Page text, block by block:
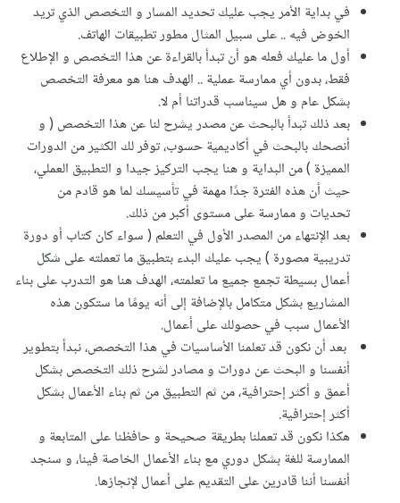
في بداية الأمر يجب عليك تحديد المسار و التخصص الذي تريد
الخوض فيه .. على سبيل المثال مطور تطبيقات الهاتف.
أول ما عليك فعله هو أن تبدأ بالقراءة عن هذا التخصص و الإطلاع
فقط، بدون أي ممارسة عملية .. الهدف هنا هو معرفة التخصص
بشكل عام و هل سيناسب قدراتنا أم لا.
بعد ذلك تبدأ بالبحث عن مصدر يشرح لنا عن هذا التخصص ( و
أنصحك بالبحث في أكاديمية حسوب، توفر لك الكثير من الدورات
المميزة ) من البداية و هنا يجب التركيز جيدا و التطبيق العملي،
حيث أن هذه الفترة جدًا مهمة في تأسيسك لما هو قادم من
تحديات و ممارسة على مستوى أكبر من ذلك.
بعد الإنتهاء من المصدر الأول في التعلم ( سواء كان كتاب أو دورة
تدريبية مصورة ) يجب عليك البدء بتطبيق ما تعملته على شكل
أعمال بسيطة تجمع جميع ما تعلمته، الهدف هنا هو التدرب على بناء
المشاريع بشكل متكامل بالإضافة إلى أنه يومًا ما ستكون هذه
الأعمال سبب في حصولك على أعمال.
بعد أن نكون قد تعلمنا الأساسيات في هذا التخصص، نبدأ بتطوير
أنفسنا و البحث عن دورات و مصادر لشرح ذلك التخصص بشكل
أعمق و أكثر إحترافية، من ثم التطبيق من ثم بناء الأعمال بشكل
أكثر إحترافية.
هكذا نكون قد تعملنا بطريقة صحيحة و حافظنا على المتابعة و
الممارسة للغة بشكل دوري مع بناء الأعمال الخاصة فينا، و سنجد
أنفسنا أننا قادرين على التقديم على أعمال لإنجازها.